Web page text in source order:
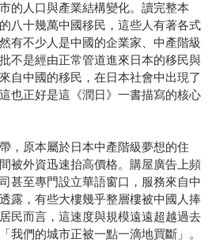
的人口與產業結構變化。讀完整本
八十幾萬中國移民，這些人有著各式
有不少人是中國的企業家、中產階級
不是經由正常管道進來日本的移民與
自中國的移民，在日本社會中出現了
也正好是這《潤日》一書描寫的核心
，原本屬於日本中產階級夢想的住
被外資迅速抬高價格。購屋廣告上頻
甚至專門設立華語窗口，服務來自中
露，有些大樓幾乎整層樓被中國人捧
民而言，這速度與規模遠遠超越過去
我們的城市正被一點一滴地買斷」。